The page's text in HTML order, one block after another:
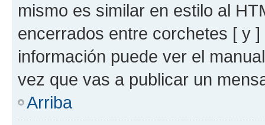
mismo es similar en estilo al
encerrados entre corchetes [ y
información puede ver el
vez que vas a publicar un
Arriba